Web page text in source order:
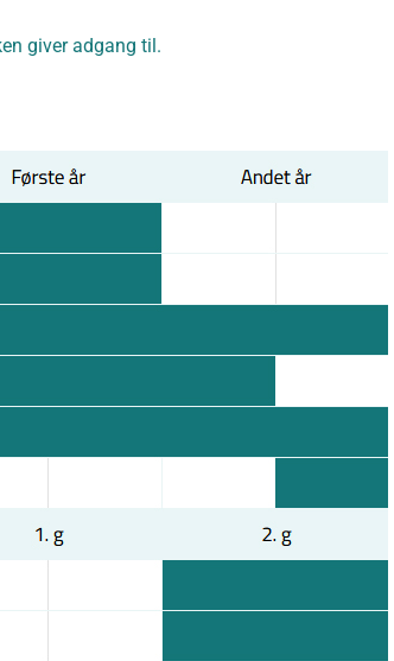
giver adgang til.